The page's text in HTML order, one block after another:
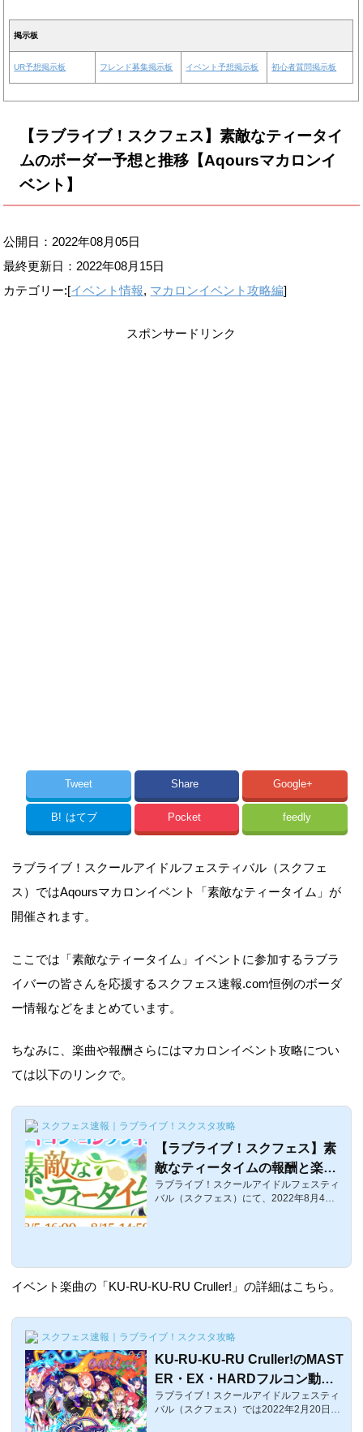
掲示板
UR予想掲示板 フレンド募集掲示板 イベント予想掲示板 初心者質問掲示板
【ラブライブ！スクフェス】素敵なティータイ
ムのボーダー予想と推移【Aqoursマカロンイ
ベント】
公開日：2022年08月05日
最終更新日： 2022年08月15日
カテゴリー:[イベント情報, マカロンイベント攻略編]
スポンサードリンク
Tweet Share Google+
B! はてブ Pocket feedly
ラブライブ！スクールアイドルフェスティバル（スクフェ
ス）ではAqoursマカロンイベント「素敵なティータイム」が
開催されます。
ここでは「素敵なティータイム」イベントに参加するラブラ
イバーの皆さんを応援するスクフェス速報.com恒例のボーダ
ー情報などをまとめています。
ちなみに、楽曲や報酬さらにはマカロンイベント攻略につい
ては以下のリンクで。
スクフェス速報｜ラブライブ！スクスタ攻略
【ラブライブ！スクフェス】素
敵なティータイムの報酬と楽曲
【Aqoursマカロンイベント】
ラブライブ！スクールアイドルフェスティ
バル（スクフェス）にて、2022年8月4日
楽曲、予習についてまとめています。な
お、ボーダーについてはこちら。マカロン
イベント「素敵なティータイム」詳細■開
イベント「素敵なティータイム」について
で、今回...
イベント楽曲の「KU-RU-KU-RU Cruller!」の詳細はこちら。
スクフェス速報｜ラブライブ！スクスタ攻略
KU-RU-KU-RU Cruller!のMAST
ER・EX・HARDフルコン動画
と譜面攻略【ラブライブ！スク
フェス】
ラブライブ！スクールアイドルフェスティ
バル（スクフェス）では2022年2月20日1